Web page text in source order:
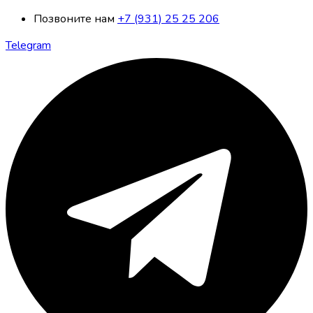
Позвоните нам +7 (931) 25 25 206
Telegram